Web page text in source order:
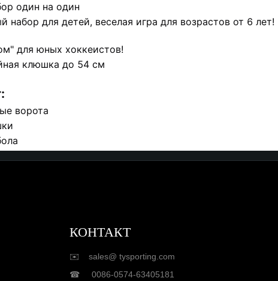
один на один
набор для детей, веселая игра для возрастов от 6 лет!
для юных хоккеистов!
клюшка до 54 см
ворота
КОНТАКТ
✉️ sales@ tysporting.com
☎ 0086-0574-63405181